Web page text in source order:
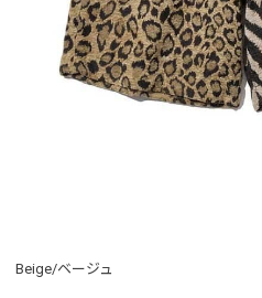
Beige/ベージュ